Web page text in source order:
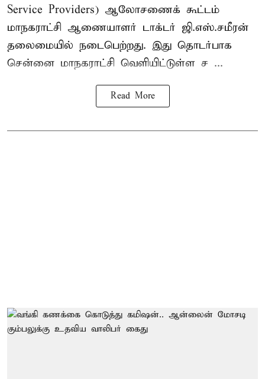
Service Providers) ஆலோசணைக் கூட்டம்
மாநகராட்சி ஆணையாளர் டாக்டர் ஜி.எஸ்.சமீரன்
தலைமையில் நடைபெற்றது. இது தொடர்பாக
சென்னை மாநகராட்சி வெளியிட்டுள்ள ச ...
Read More